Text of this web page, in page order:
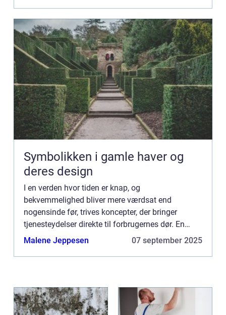
Symbolikken i gamle haver og
deres design
I en verden hvor tiden er knap, og
bekvemmelighed bliver mere værdsat end
nogensinde før, trives koncepter, der bringer
tjenesteydelser direkte til forbrugernes dør. En
sådan innovation, der har vundet popularitet i
Malene Jeppesen 07 september 2025